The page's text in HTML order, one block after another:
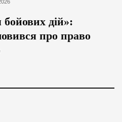
дій»:
про право